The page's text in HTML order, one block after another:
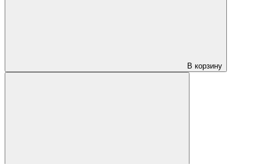
В корзину